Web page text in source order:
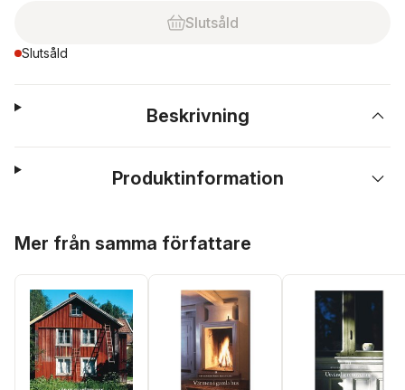
Slutsåld
Slutsåld
Beskrivning
Produktinformation
Mer från samma författare